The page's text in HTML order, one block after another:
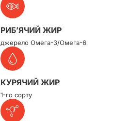
РИБ’ЯЧИЙ ЖИР
джерело Омега-3/Омега-6
КУРЯЧИЙ ЖИР
1-го сорту